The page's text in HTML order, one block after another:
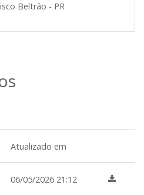
Beltrão - PR
Atualizado em
06/05/2026 21:12